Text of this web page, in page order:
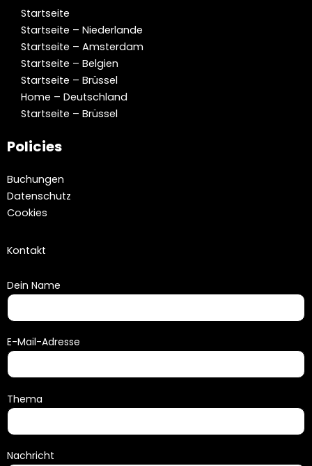
Startseite
Startseite – Niederlande
Startseite – Amsterdam
Startseite – Belgien
Startseite – Brüssel
Home – Deutschland
Startseite – Brüssel
Policies
Buchungen
Datenschutz
Cookies
Kontakt
Dein Name
E-Mail-Adresse
Thema
Nachricht